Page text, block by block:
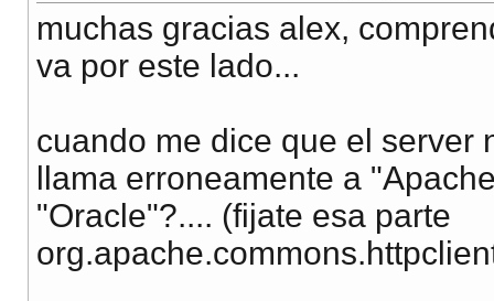
muchas gracias alex,
va por este lado...
cuando me dice que el server
llama erroneamente a
"Oracle"?.... (fijate esa parte